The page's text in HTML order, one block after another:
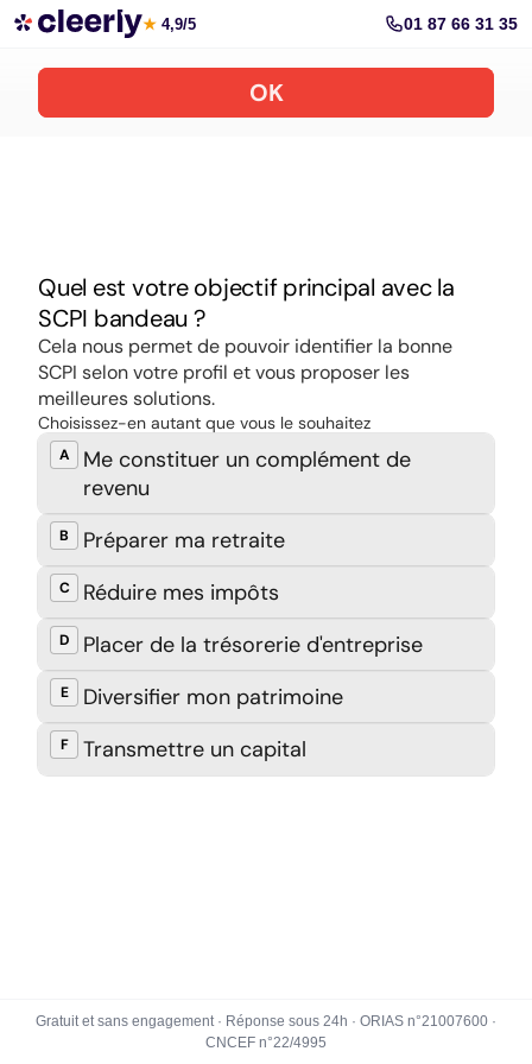
Souscrire aux meilleures SCPI en ligne
★ 4,9/5 01 87 66 31 35
Gratuit et sans engagement · Réponse sous 24h · ORIAS n°21007600 ·
CNCEF n°22/4995